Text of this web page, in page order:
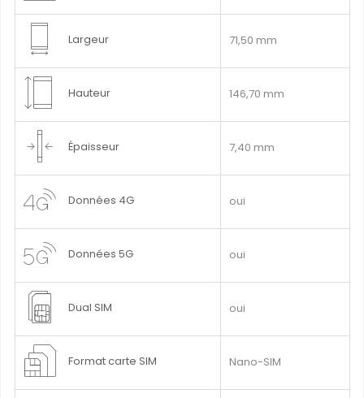
Largeur 71,50 mm
Hauteur 146,70 mm
Épaisseur 7,40 mm
Données 4G oui
Données 5G oui
Dual SIM oui
Format carte SIM Nano-SIM